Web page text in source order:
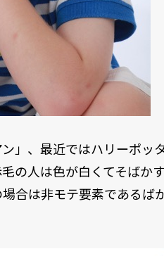
」、最近ではハリーポッ
の人は色が白くてそばか
合は非モテ要素であるば